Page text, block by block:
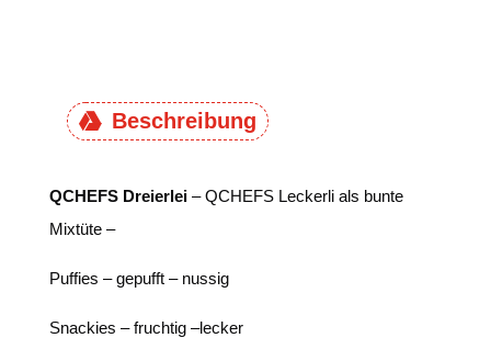
Beschreibung
QCHEFS Dreierlei– QCHEFS Leckerli als bunte
Mixtüte –
Puffies – gepufft – nussig
Snackies – fruchtig –lecker